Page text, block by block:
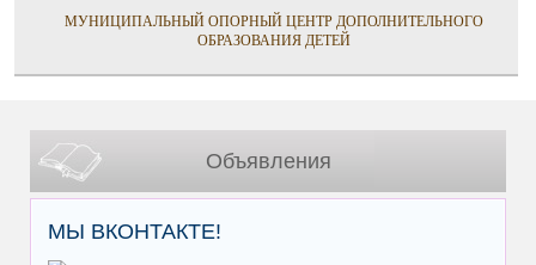
МУНИЦИПАЛЬНЫЙ ОПОРНЫЙ ЦЕНТР ДОПОЛНИТЕЛЬНОГО
ОБРАЗОВАНИЯ ДЕТЕЙ
Объявления
МЫ ВКОНТАКТЕ!